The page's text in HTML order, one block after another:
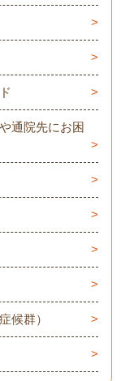
通院先にお困
候群）